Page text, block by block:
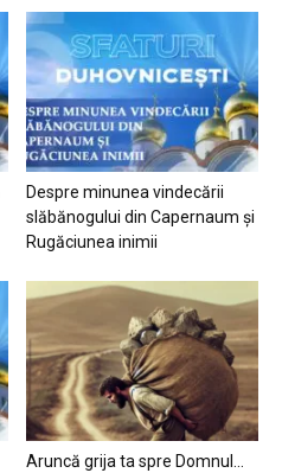
Despre minunea vindecării
slăbănogului din Capernaum și
Rugăciunea inimii
Aruncă grija ta spre Domnul…